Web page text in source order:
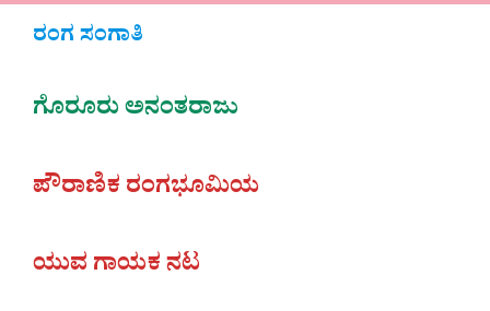
ರಂಗ ಸಂಗಾತಿ
ಗೊರೂರು ಅನಂತರಾಜು
ಪೌರಾಣಿಕ ರಂಗಭೂಮಿಯ
ಯುವ ಗಾಯಕ ನಟ